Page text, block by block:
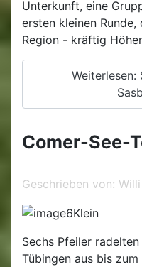
Unterkunft, eine
ersten kleinen
Region - kräftig
Weiterlesen:
Comer-See-
Geschrieben von:
Sechs Pfeiler
Tübingen aus bis